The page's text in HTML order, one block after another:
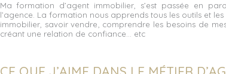
Ma formation d’agent immobilier, s’est passée en
l’agence. La formation nous apprends tous les outils et
immobilier, savoir vendre , comprendre les besoins de
créant une relation de confiance… etc